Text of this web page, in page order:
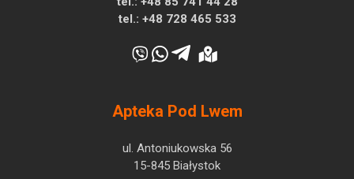
tel.: +48 728 465 533
Apteka Pod Lwem
ul. Antoniukowska 56
15-845 Białystok